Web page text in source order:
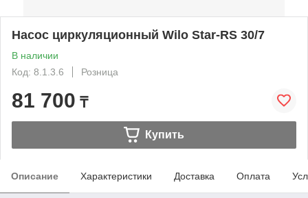
Насос циркуляционный Wilo Star-RS 30/7
В наличии
Код: 8.1.3.6
Розница
81 700 ₸
Купить
Описание Характеристики Доставка Оплата